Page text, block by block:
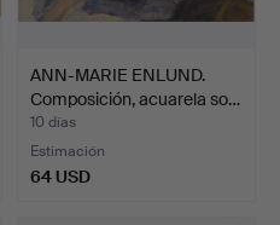
ANN-MARIE ENLUND.
Composición, acuarela so…
10 días
Estimación
64 USD